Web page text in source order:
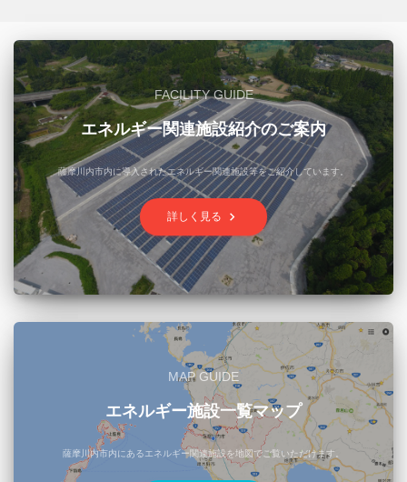
FACILITY GUIDE
エネルギー関連施設紹介のご案内
薩摩川内市内に導入されたエネルギー関連施設等をご紹介しています。
詳しく見る keyboard_arrow_right
MAP GUIDE
エネルギー施設一覧マップ
薩摩川内市内にあるエネルギー関連施設を地図でご覧いただけます。